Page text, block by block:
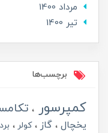
مرداد 1400
تير 1400
برچسب‌ها
کمپرسور
یخچال
گاز کولر